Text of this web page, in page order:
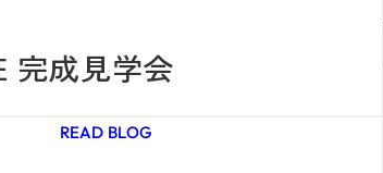
完成見学会
READ BLOG